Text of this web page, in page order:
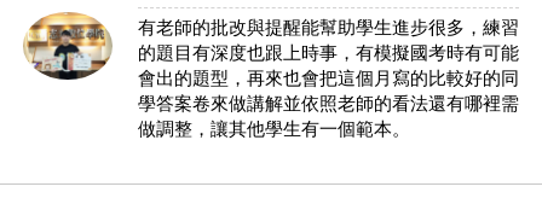
有老師的批改與提醒能幫助學生進步很多，練習
的題目有深度也跟上時事，有模擬國考時有可能
會出的題型，再來也會把這個月寫的比較好的同
學答案卷來做講解並依照老師的看法還有哪裡需
做調整，讓其他學生有一個範本。